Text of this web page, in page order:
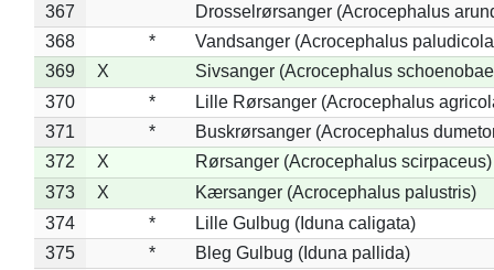
367
Drosselrørsanger (Acrocephalus
368
*
Vandsanger (Acrocephalus
369
X
Sivsanger (Acrocephalus
370
*
Lille Rørsanger (Acrocephalus
371
*
Buskrørsanger (Acrocephalus
372
X
Rørsanger (Acrocephalus scirpaceus)
373
X
Kærsanger (Acrocephalus palustris)
374
*
Lille Gulbug (Iduna caligata)
375
*
Bleg Gulbug (Iduna pallida)